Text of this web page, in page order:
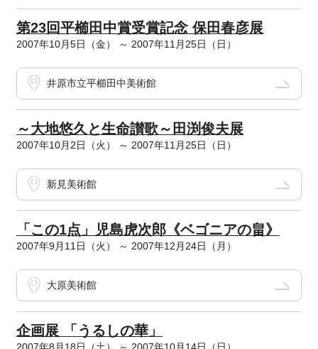
第23回平櫛田中賞受賞記念 保田春彦展
2007年10月5日（金） ～ 2007年11月25日（日）
井原市立平櫛田中美術館
～大地悠久と生命讃歌～田渕俊夫展
2007年10月2日（火） ～ 2007年11月25日（日）
新見美術館
「この1点」児島虎次郎《ベゴニアの畠》
2007年9月11日（火） ～ 2007年12月24日（月）
大原美術館
企画展 「うるしの華」